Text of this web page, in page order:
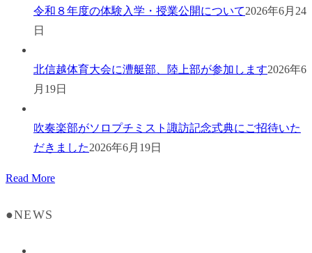
令和８年度の体験入学・授業公開について2026年6月24
日
北信越体育大会に漕艇部、陸上部が参加します2026年6
月19日
吹奏楽部がソロプチミスト諏訪記念式典にご招待いた
だきました2026年6月19日
Read More
●NEWS